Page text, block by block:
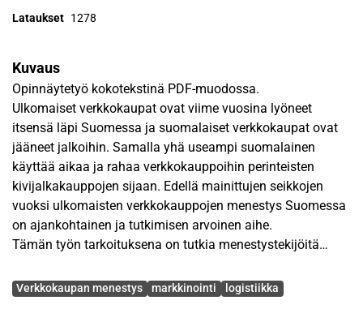
Lataukset 1278
Kuvaus
Opinnäytetyö kokotekstinä PDF-muodossa.
Ulkomaiset verkkokaupat ovat viime vuosina lyöneet
itsensä läpi Suomessa ja suomalaiset verkkokaupat ovat
jääneet jalkoihin. Samalla yhä useampi suomalainen
käyttää aikaa ja rahaa verkkokauppoihin perinteisten
kivijalkakauppojen sijaan. Edellä mainittujen seikkojen
vuoksi ulkomaisten verkkokauppojen menestys Suomessa
on ajankohtainen ja tutkimisen arvoinen aihe.
Tämän työn tarkoituksena on tutkia menestystekijöitä
oletettuihin tekijöihin – markkinointiin ja logistiikkaan. Työ
Avainsanat
Verkkokaupan menestys markkinointi logistiikka